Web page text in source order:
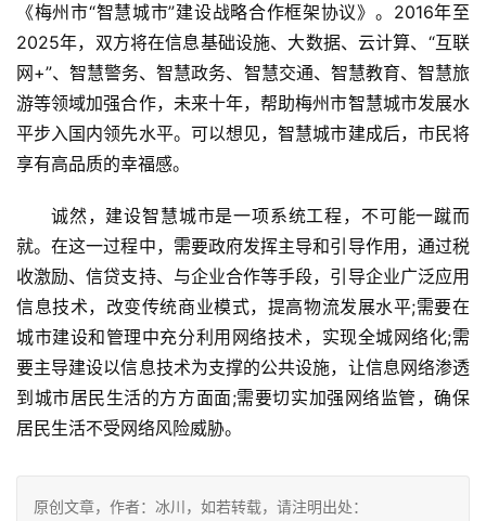
《梅州市“智慧城市”建设战略合作框架协议》。2016年至
2025年，双方将在信息基础设施、大数据、云计算、“互联
网+”、智慧警务、智慧政务、智慧交通、智慧教育、智慧旅
游等领域加强合作，未来十年，帮助梅州市智慧城市发展水
平步入国内领先水平。可以想见，智慧城市建成后，市民将
享有高品质的幸福感。
诚然，建设智慧城市是一项系统工程，不可能一蹴而
就。在这一过程中，需要政府发挥主导和引导作用，通过税
收激励、信贷支持、与企业合作等手段，引导企业广泛应用
信息技术，改变传统商业模式，提高物流发展水平;需要在
城市建设和管理中充分利用网络技术，实现全城网络化;需
要主导建设以信息技术为支撑的公共设施，让信息网络渗透
到城市居民生活的方方面面;需要切实加强网络监管，确保
居民生活不受网络风险威胁。
原创文章，作者：冰川，如若转载，请注明出处：